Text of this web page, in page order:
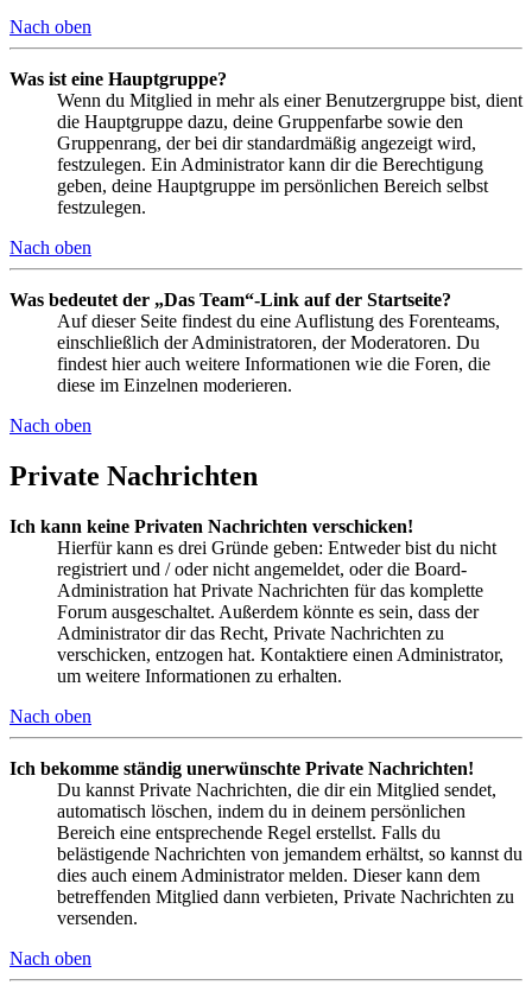
Nach oben
Was ist eine Hauptgruppe?
Wenn du Mitglied in mehr als einer Benutzergruppe bist, dient
die Hauptgruppe dazu, deine Gruppenfarbe sowie den
Gruppenrang, der bei dir standardmäßig angezeigt wird,
festzulegen. Ein Administrator kann dir die Berechtigung
geben, deine Hauptgruppe im persönlichen Bereich selbst
festzulegen.
Nach oben
Was bedeutet der „Das Team“-Link auf der Startseite?
Auf dieser Seite findest du eine Auflistung des Forenteams,
einschließlich der Administratoren, der Moderatoren. Du
findest hier auch weitere Informationen wie die Foren, die
diese im Einzelnen moderieren.
Nach oben
Private Nachrichten
Ich kann keine Privaten Nachrichten verschicken!
Hierfür kann es drei Gründe geben: Entweder bist du nicht
registriert und / oder nicht angemeldet, oder die Board-
Administration hat Private Nachrichten für das komplette
Forum ausgeschaltet. Außerdem könnte es sein, dass der
Administrator dir das Recht, Private Nachrichten zu
verschicken, entzogen hat. Kontaktiere einen Administrator,
um weitere Informationen zu erhalten.
Nach oben
Ich bekomme ständig unerwünschte Private Nachrichten!
Du kannst Private Nachrichten, die dir ein Mitglied sendet,
automatisch löschen, indem du in deinem persönlichen
Bereich eine entsprechende Regel erstellst. Falls du
belästigende Nachrichten von jemandem erhältst, so kannst du
dies auch einem Administrator melden. Dieser kann dem
betreffenden Mitglied dann verbieten, Private Nachrichten zu
versenden.
Nach oben